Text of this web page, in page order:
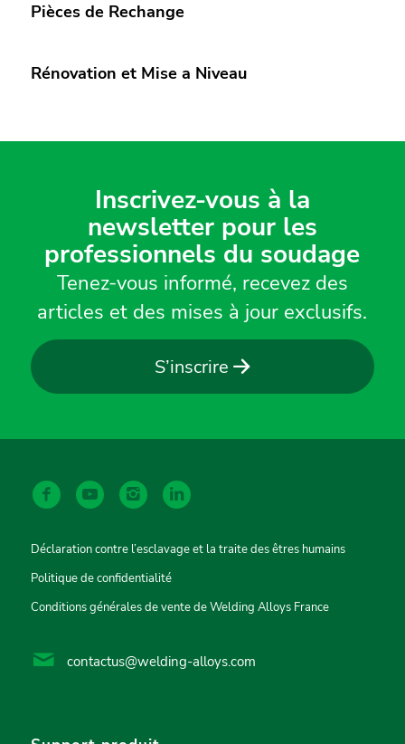
Pièces de Rechange
Rénovation et Mise a Niveau
Inscrivez-vous à la
newsletter pour les
professionnels du soudage
Tenez-vous informé, recevez des
articles et des mises à jour exclusifs.
S’inscrire
Déclaration contre l’esclavage et la traite des êtres humains
Politique de confidentialité
Conditions générales de vente de Welding Alloys France
contactus@welding-alloys.com